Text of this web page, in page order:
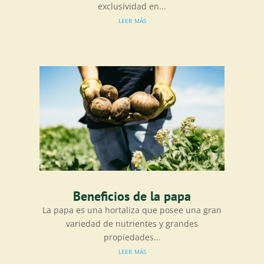
exclusividad en...
leer más
Beneficios de la papa
La papa es una hortaliza que posee una gran
variedad de nutrientes y grandes
propiedades...
leer más